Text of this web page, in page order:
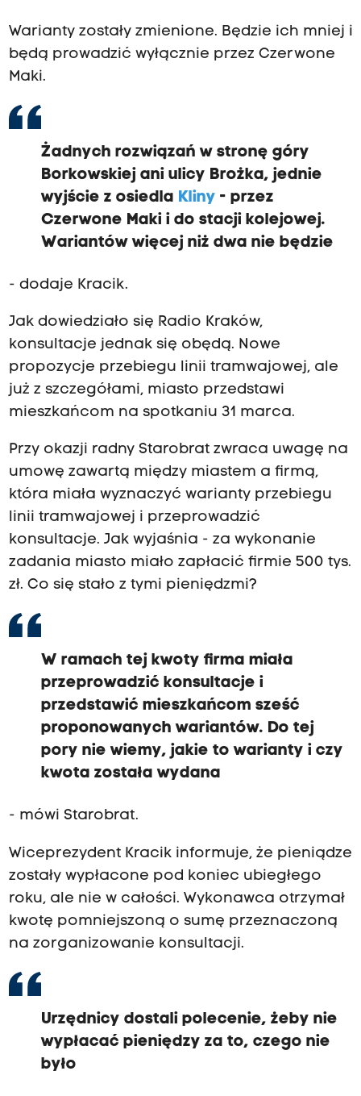
Warianty zostały zmienione. Będzie ich mniej i
będą prowadzić wyłącznie przez Czerwone
Maki.
Żadnych rozwiązań w stronę góry
Borkowskiej ani ulicy Brożka, jednie
wyjście z osiedla Kliny - przez
Czerwone Maki i do stacji kolejowej.
Wariantów więcej niż dwa nie będzie
- dodaje Kracik.
Jak dowiedziało się Radio Kraków,
konsultacje jednak się obędą. Nowe
propozycje przebiegu linii tramwajowej, ale
już z szczegółami, miasto przedstawi
mieszkańcom na spotkaniu 31 marca.
Przy okazji radny Starobrat zwraca uwagę na
umowę zawartą między miastem a firmą,
która miała wyznaczyć warianty przebiegu
linii tramwajowej i przeprowadzić
konsultacje. Jak wyjaśnia - za wykonanie
zadania miasto miało zapłacić firmie 500 tys.
zł. Co się stało z tymi pieniędzmi?
W ramach tej kwoty firma miała
przeprowadzić konsultacje i
przedstawić mieszkańcom sześć
proponowanych wariantów. Do tej
pory nie wiemy, jakie to warianty i czy
kwota została wydana
- mówi Starobrat.
Wiceprezydent Kracik informuje, że pieniądze
zostały wypłacone pod koniec ubiegłego
roku, ale nie w całości. Wykonawca otrzymał
kwotę pomniejszoną o sumę przeznaczoną
na zorganizowanie konsultacji.
Urzędnicy dostali polecenie, żeby nie
wypłacać pieniędzy za to, czego nie
było